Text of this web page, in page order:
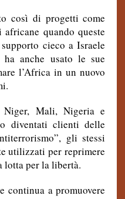
così di progetti come
quando queste
cieco a Israele
anche usato le sue
l’Africa in un nuovo
Niger, Mali, Nigeria e
diventati clienti delle
gli stessi
utilizzati per reprimere
lotta per la libertà.
continua a promuovere